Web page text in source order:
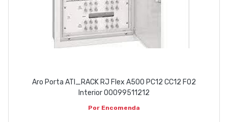
Aro Porta ATI_RACK RJ Flex A500 PC12 CC12 FO2
Interior 00099511212
Por Encomenda